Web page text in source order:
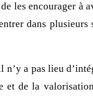
les encourager à
dans plusieurs
a pas lieu
et de la